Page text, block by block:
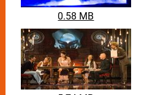
aufgrund ihrer großartigen
atemberaubende
jede Menge Humor vereint, mit
verabschiedet. Dem nicht
überhaupt, sind sie ganz
Magical Arts“ des Magic
AMA-Award in der Kategorie
0.58 MB